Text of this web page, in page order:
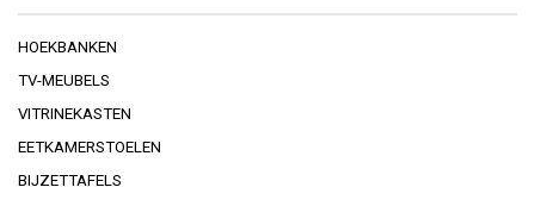
HOEKBANKEN
TV-MEUBELS
VITRINEKASTEN
EETKAMERSTOELEN
BIJZETTAFELS